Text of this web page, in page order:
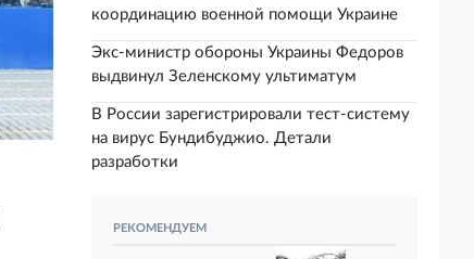
координацию военной помощи Украине
Экс-министр обороны Украины Федоров
выдвинул Зеленскому ультиматум
В России зарегистрировали тест-систему
на вирус Бундибуджио. Детали
разработки
РЕКОМЕНДУЕМ